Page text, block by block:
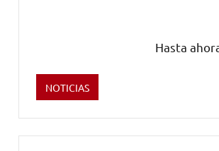
Hasta
Etiquetado
NOTICIAS